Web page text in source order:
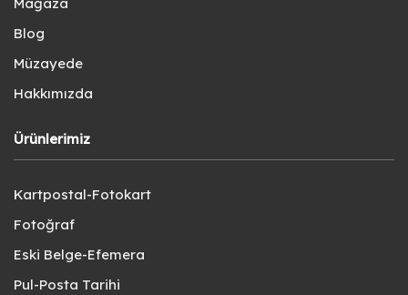
Blog
Müzayede
Hakkımızda
Ürünlerimiz
Kartpostal-Fotokart
Fotoğraf
Eski Belge-Efemera
Pul-Posta Tarihi